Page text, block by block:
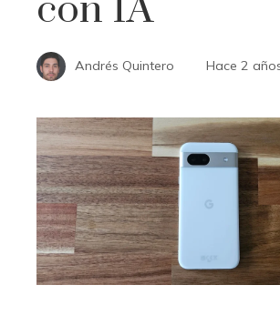
con IA
Andrés Quintero Hace 2